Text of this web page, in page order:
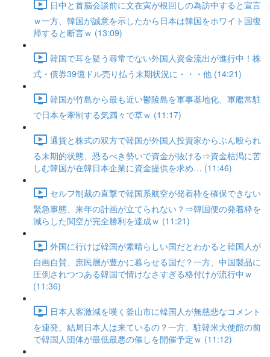
日中と首脳会談前に文在寅が根回しの為訪中すると宣言
ｗ一方、韓国が誠意を示したから日本は韓国をホワイト国復
帰すると断言ｗ (13:09)
韓国で耳を疑う尋常でない外国人資金流出が進行中！株
式・債券39億ドル売り払う末期状況に・・・他 (14:21)
韓国が竹島から最も近い鬱陵島を軍事基地化、軍艦常駐
で日本を牽制する気満々で草ｗ (11:17)
通貨と株式の双方で韓国が外国人投資家からぶん殴られ
る末期的状態、恐るべき勢いで資金が抜ける⇒資金枯渇に苦
しむ韓国が在韓日本企業に資金提供を求め… (11:46)
セルフ制裁の直撃で韓国系航空が発着枠を確保できない
緊急事態、来年の計画が立てられない？⇒韓国便の発着枠を
減らした関空が完全勝利を達成ｗ (11:21)
外国に行けば韓国が素晴らしい国だとわかると韓国人が
自画自賛、庶民層が豊かに暮らせる国だ？一方、中国製品に
圧倒されつつある韓国で情けなさすぎる格付けが流行中ｗ
(11:36)
日本人客激減を嘆く釜山市に韓国人が無慈悲なコメント
を連発、結局日本人は来ているの？一方、駐韓米大使館の前
で韓国人団体が最低最悪の催しを開催予定ｗ (11:12)